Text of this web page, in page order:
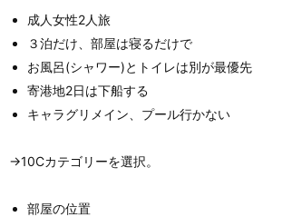
成人女性2人旅
３泊だけ、部屋は寝るだけで
お風呂(シャワー)とトイレは別が最優先
寄港地2日は下船する
キャラグリメイン、プール行かない
→10Cカテゴリーを選択。
部屋の位置